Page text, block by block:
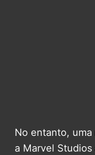
No entanto,
a Marvel